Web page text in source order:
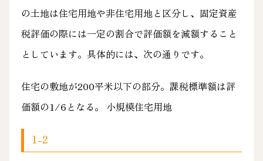
の土地は住宅用地や非住宅用地と区分し、固定資産
税評価の際には一定の割合で評価額を減額すること
としています。具体的には、次の通りです。
住宅の敷地が200平米以下の部分。課税標準額は評
価額の1/6となる。 小規模住宅用地
1-2